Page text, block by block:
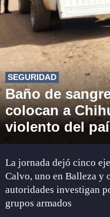
SEGURIDAD
Baño de
colocan a
violento del
La jornada dejó cinco
Calvo, uno en Balleza y
autoridades investigan
grupos armados